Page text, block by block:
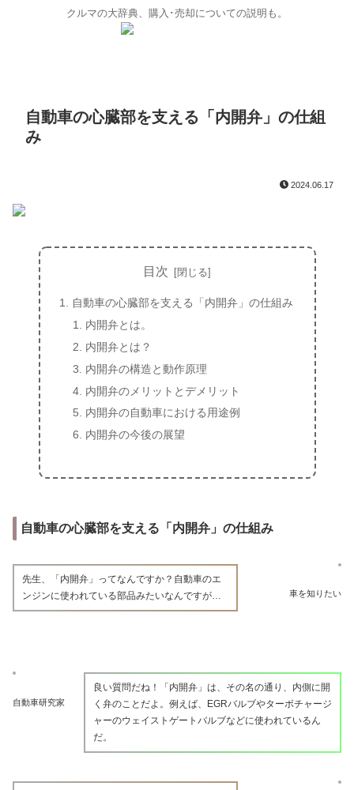
クルマの大辞典、購入･売却についての説明も。
自動車の心臓部を支える「内開弁」の仕組
み
2024.06.17
目次
自動車の心臓部を支える「内開弁」の仕組み
内開弁とは。
内開弁とは？
内開弁の構造と動作原理
内開弁のメリットとデメリット
内開弁の自動車における用途例
内開弁の今後の展望
自動車の心臓部を支える「内開弁」の仕組み
車を知りたい
先生、「内開弁」ってなんですか？自動車のエ
ンジンに使われている部品みたいなんですが…
自動車研究家
良い質問だね！「内開弁」は、その名の通り、内側に開
く弁のことだよ。例えば、EGRバルブやターボチャージ
ャーのウェイストゲートバルブなどに使われているん
だ。